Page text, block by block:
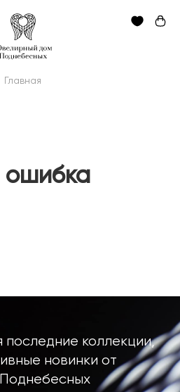
Главная
последние коллекции,
новинки от